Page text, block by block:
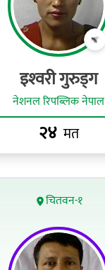
इश्‍वरी गुरुड‍्ग
नेशनल रिपब्लिक नेपाल
२४ मत
चितवन-१